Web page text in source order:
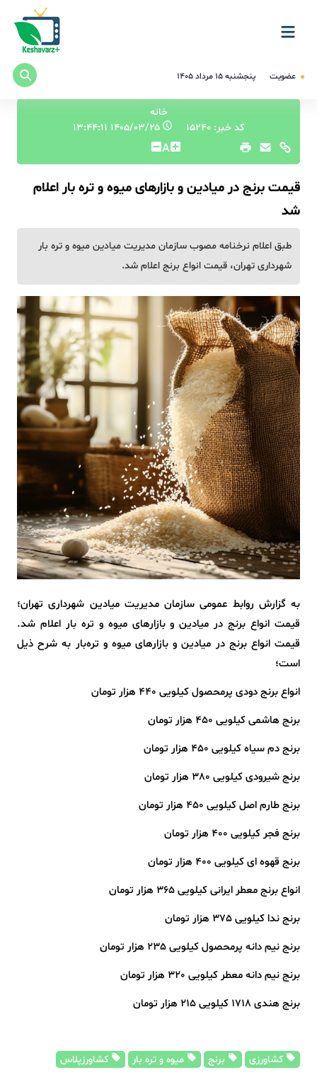
عضویت پنجشنبه ۱۵ مرداد ۱۴۰۵
خانه
کد خبر: 15240
۱۴۰۵/۰۳/۲۵ ۱۳:۴۴:۱۱
A
قیمت برنج در میادین و بازارهای میوه و تره بار اعلام
شد
طبق اعلام نرخنامه مصوب سازمان مدیریت میادین میوه و تره بار
شهرداری تهران، قیمت انواع برنج اعلام شد.
به گزارش روابط عمومی سازمان مدیریت میادین شهرداری تهران؛
قیمت انواع برنج در میادین و بازارهای میوه و تره بار اعلام شد.
قیمت انواع برنج در میادین و بازارهای میوه و تره‌بار به شرح ذیل
است؛
انواع برنج دودی پرمحصول کیلویی 440 هزار تومان
برنج هاشمی کیلویی 450 هزار تومان
برنج دم سیاه کیلویی 450 هزار تومان
برنج شیرودی کیلویی 380 هزار تومان
برنج طارم اصل کیلویی 450 هزار تومان
برنج فجر کیلویی 400 هزار تومان
برنج قهوه ای کیلویی 400 هزار تومان
انواع برنج معطر ایرانی کیلویی 365 هزار تومان
برنج ندا کیلویی 375 هزار تومان
برنج نیم دانه پرمحصول کیلویی 235 هزار تومان
برنج نیم دانه معطر کیلویی 320 هزار تومان
برنج هندی 1718 کیلویی 215 هزار تومان
کشاورزی برنج میوه و تره بار کشاورزپلاس